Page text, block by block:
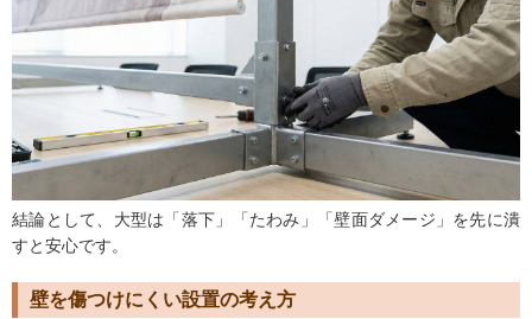
結論として、大型は「落下」「たわみ」「壁面ダメージ」を先に潰
すと安心です。
壁を傷つけにくい設置の考え方